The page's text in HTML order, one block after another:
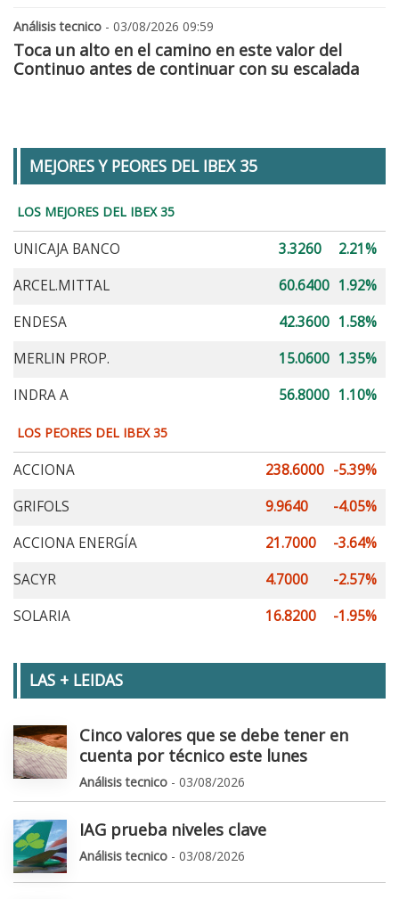
Análisis tecnico - 03/08/2026 09:59
Toca un alto en el camino en este valor del
Continuo antes de continuar con su escalada
MEJORES Y PEORES DEL IBEX 35
LOS MEJORES DEL IBEX 35
UNICAJA BANCO 3.3260
2.21%
ARCEL.MITTAL
60.6400 1.92%
ENDESA
42.3600 1.58%
MERLIN PROP.
15.0600 1.35%
INDRA A
56.8000 1.10%
LOS PEORES DEL IBEX 35
ACCIONA 238.6000 -5.39%
GRIFOLS
9.9640
-4.05%
ACCIONA ENERGÍA
21.7000
-3.64%
SACYR
4.7000
-2.57%
SOLARIA
16.8200 -1.95%
LAS + LEIDAS
Cinco valores que se debe tener en
cuenta por técnico este lunes
Análisis tecnico - 03/08/2026
IAG prueba niveles clave
Análisis tecnico - 03/08/2026